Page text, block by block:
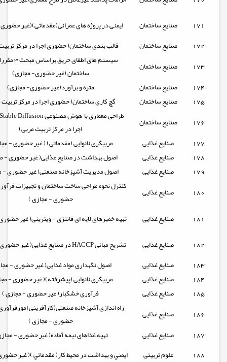
171
صنایع ساختمان
ایمنی در پروژه های عمرانی(مقدماتی)(غیر
172
صنایع ساختمان
قالب بندی ساختمان( حضوری اجرا در مرکز
173
صنایع ساختمان
سیستم های اطفای
ساختمان (غیر حضوری- مجازی)
174
صنایع ساختمان
متره و برآورد(غیر حضوری- مجازی)
175
صنایع ساختمان
گچ کاری ساختمان( حضوری اجرا در مرکز
176
صنایع ساختمان
اجرا در مرکز تربیت مربی)
177
صنایع غذایی
مربیگری نانوایی (مقدماتی) ( غیر حضوری -
178
صنایع غذایی
اصول بهداشت در صنایع غذایی( غیر حضوری -
179
صنایع غذایی
اصول مدیریت آشپزخانه صنعتی( غیر حضوری -
180
صنایع غذایی
کنترل نحوه طراحی ساخت ساختمان و تجهیزات
حضوری - مجازی )
181
صنایع غذایی
تهیه خمیرهای لایه ای فانتزی - ویترینی( غیر
182
صنایع غذایی
تشریح مبانی HACCP در صنایع غذایی( غیر حضوری - مجازی )
183
صنایع غذایی
اصول نگهداری مواد غذایی( غیر حضوری -
184
صنایع غذایی
مربیگری نانوایی (پیشرفته)( غیر حضوری -
185
صنایع غذایی
فرآوری خشکبار( غیر حضوری - مجازی )
186
صنایع غذایی
راه اندازی آشپزخانه صنعتی(کارآفرینی
حضوری - مجازی )
187
صنایع غذایی
تهیه غذاهای نیمه آماده( غیر حضوری -
188
علوم تربیتی ايمني و بهداشت در محیط کار( مقدماتي )( غیر